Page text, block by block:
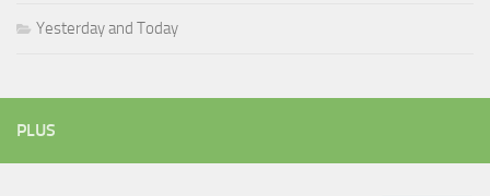
Yesterday and Today
PLUS